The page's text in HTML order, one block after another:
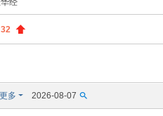
经
32
更多 2026-08-07